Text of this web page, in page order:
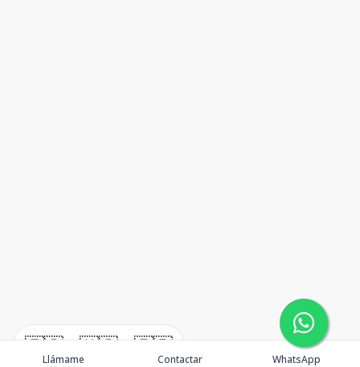
🇪🇸 🇺🇸 🇫🇷
Llámame Contactar WhatsApp